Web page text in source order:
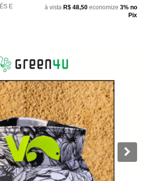
E
à vista R$ 48,50 economize 3% no
Pix